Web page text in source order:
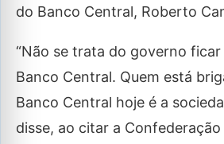
do Banco Central, Roberto
“Não se trata do governo
Banco Central. Quem está
Banco Central hoje é a
disse, ao citar a